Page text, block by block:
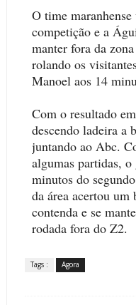
O time
competição e a
manter fora da
rolando os
Manoel aos 14
Com o resultado
descendo ladeira a
juntando ao Abc.
algumas partidas,
minutos do
da área acertou um
contenda e se
rodada fora do Z2.
Tags : Agora